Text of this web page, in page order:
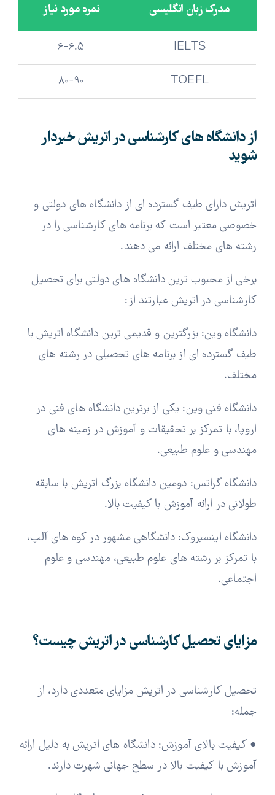
مدرک زبان انگلیسی نمره مورد نیاز
IELTS
6-6.5
TOEFL
80-90
از دانشگاه های کارشناسی در اتریش خبردار
شوید
اتریش دارای طیف گسترده ای از دانشگاه های دولتی و
خصوصی معتبر است که برنامه های کارشناسی را در
رشته های مختلف ارائه می دهند.
برخی از محبوب ترین دانشگاه های دولتی برای تحصیل
کارشناسی در اتریش عبارتند از:
دانشگاه وین: بزرگترین و قدیمی ترین دانشگاه اتریش با
طیف گسترده ای از برنامه های تحصیلی در رشته های
مختلف.
دانشگاه فنی وین: یکی از برترین دانشگاه های فنی در
اروپا، با تمرکز بر تحقیقات و آموزش در زمینه های
مهندسی و علوم طبیعی.
دانشگاه گراتس: دومین دانشگاه بزرگ اتریش با سابقه
طولانی در ارائه آموزش با کیفیت بالا.
دانشگاه اینسبروک: دانشگاهی مشهور در کوه های آلپ،
با تمرکز بر رشته های علوم طبیعی، مهندسی و علوم
اجتماعی.
مزایای تحصیل کارشناسی در اتریش چیست؟
تحصیل کارشناسی در اتریش مزایای متعددی دارد، از
جمله:
• کیفیت بالای آموزش: دانشگاه های اتریش به دلیل ارائه
آموزش با کیفیت بالا در سطح جهانی شهرت دارند.